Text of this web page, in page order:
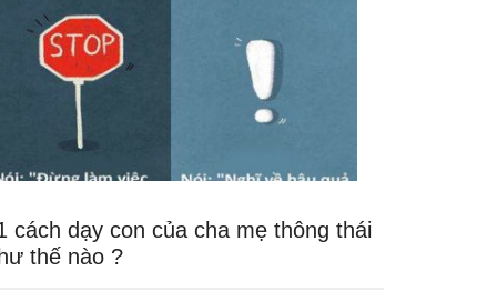
cách dạy con của cha mẹ thông thái
thế nào ?